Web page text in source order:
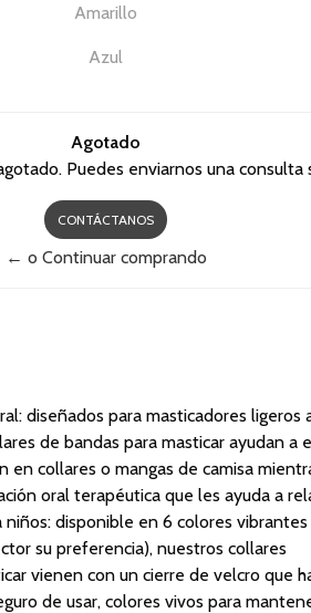
Amarillo
Azul
Agotado
Puedes enviarnos una consulta
CONTÁCTANOS
← o Continuar comprando
diseñados para masticadores ligeros
de bandas para masticar ayudan a
en collares o mangas de camisa
oral terapéutica que les ayuda a
disponible en 6 colores
su preferencia), nuestros collares
vienen con un cierre de velcro que
de usar, colores vivos para